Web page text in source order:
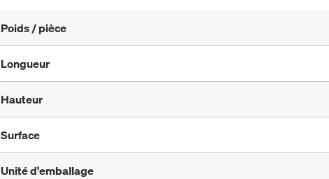
Poids / pièce
Longueur
Hauteur
Surface
Unité d'emballage